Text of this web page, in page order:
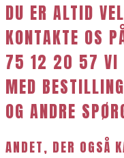
DU ER ALTID
KONTAKTE OS
75 12 20 57 VI
MED
OG ANDRE
ANDET, DER OGSÅ